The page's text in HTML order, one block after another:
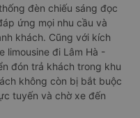
đèn chiếu sáng đọc
ứng mọi nhu cầu và
khách. Cũng với kích
limousine đi Lâm Hà -
đón trả khách trong khu
không còn bị bắt buộc
tuyến và chờ xe đến